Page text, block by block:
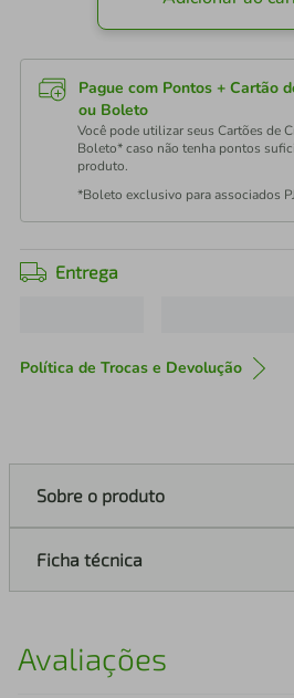
Pague com Pontos + Cartão
ou Boleto
Você pode utilizar seus Cartões de
Boleto* caso não tenha pontos
produto.
*Boleto exclusivo para associados PJ
Entrega
Política de Trocas e Devolução
Sobre o produto
Ficha técnica
Avaliações